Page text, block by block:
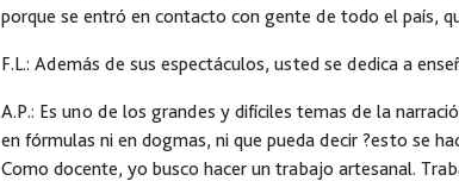
porque se entró en contacto con gente de todo el país,
F.L.: Además de sus espectáculos, usted se dedica a
A.P.: Es uno de los grandes y difíciles temas de la
en fórmulas ni en dogmas, ni que pueda decir ?esto se
Como docente, yo busco hacer un trabajo artesanal.